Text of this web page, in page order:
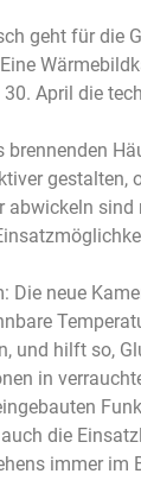
geht für die
April die
brennenden
gestalten,
abwickeln sind
Die neue
und hilft so,
in
die
immer im